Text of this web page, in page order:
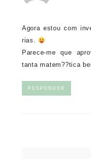
Agora estou com
rias.
Parece-me que
tanta matem??tica
RESPONDER